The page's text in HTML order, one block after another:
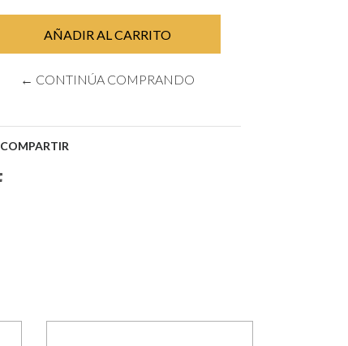
← CONTINÚA COMPRANDO
COMPARTIR